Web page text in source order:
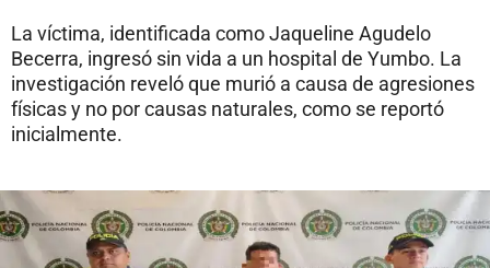
La víctima, identificada como Jaqueline Agudelo
Becerra, ingresó sin vida a un hospital de Yumbo. La
investigación reveló que murió a causa de agresiones
físicas y no por causas naturales, como se reportó
inicialmente.